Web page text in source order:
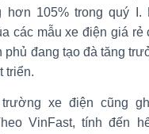
hơn 105% trong quý I.
các mẫu xe điện giá rẻ
phủ đang tạo đà tăng
triển.
xe điện cũng
VinFast, tính đến